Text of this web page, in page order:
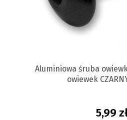
Aluminiowa śruba
owiewek
5,99